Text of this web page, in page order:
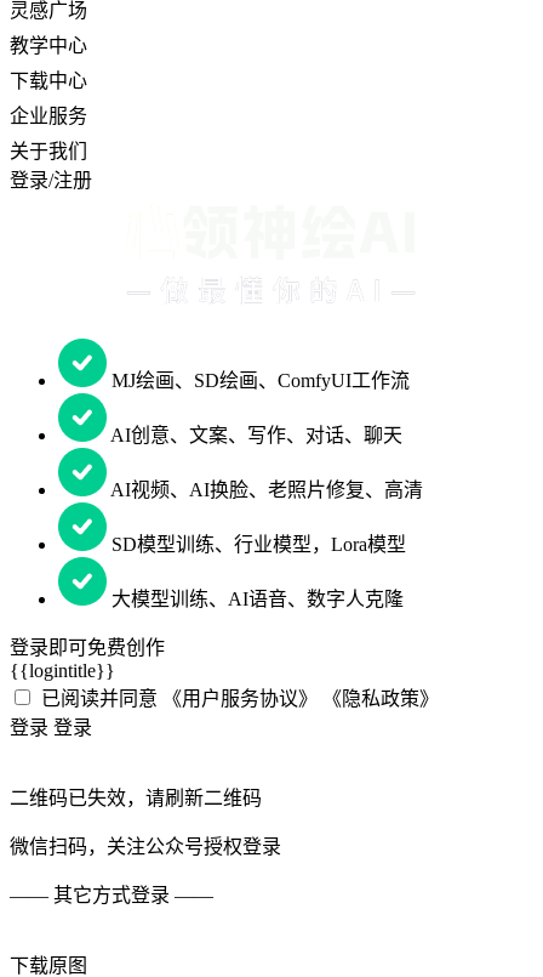
灵感广场
教学中心
下载中心
企业服务
关于我们
登录/注册
MJ绘画、SD绘画、ComfyUI工作流
AI创意、文案、写作、对话、聊天
AI视频、AI换脸、老照片修复、高清
SD模型训练、行业模型，Lora模型
大模型训练、AI语音、数字人克隆
登录即可免费创作
{{logintitle}}
已阅读并同意
《用户服务协议》
《隐私政策》
登录 登录
二维码已失效，请刷新二维码
微信扫码，关注公众号授权登录
—— 其它方式登录 ——
下载原图